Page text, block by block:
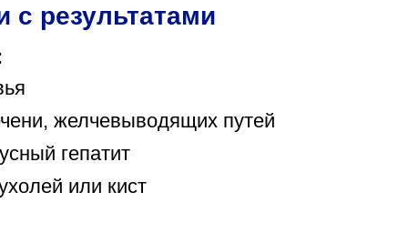
с результатами
желчевыводящих путей
гепатит
или кист